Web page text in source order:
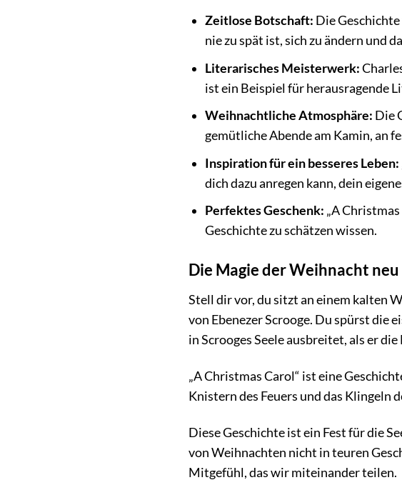
Zeitlose Botschaft: Die
nie zu spät ist, sich zu ändern und
Literarisches Meisterwerk:
ist ein Beispiel für herausragende
Weihnachtliche Atmosphäre: Die
gemütliche Abende am Kamin, an
Inspiration für ein besseres Leben:
dich dazu anregen kann, dein
Perfektes Geschenk: „A
Geschichte zu schätzen wissen.
Die Magie der Weihnacht
Stell dir vor, du sitzt an einem kalten
von Ebenezer Scrooge. Du spürst die
in Scrooges Seele ausbreitet, als er
„A Christmas Carol“ ist eine
Knistern des Feuers und das Klingeln
Diese Geschichte ist ein Fest für die
von Weihnachten nicht in teuren
Mitgefühl, das wir miteinander teilen.